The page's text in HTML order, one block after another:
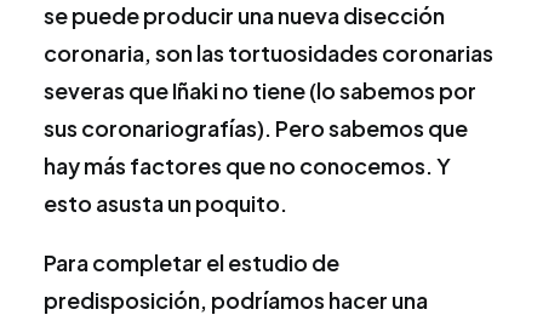
se puede producir una nueva disección
coronaria, son las tortuosidades coronarias
severas que Iñaki no tiene (lo sabemos por
sus coronariografías). Pero sabemos que
hay más factores que no conocemos. Y
esto asusta un poquito.
Para completar el estudio de
predisposición, podríamos hacer una